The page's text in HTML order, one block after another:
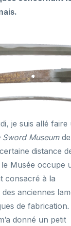
je suis allé
Sword Museumde
distance
Musée occupe
consacré à la
anciennes
de fabrication.
donné un petit